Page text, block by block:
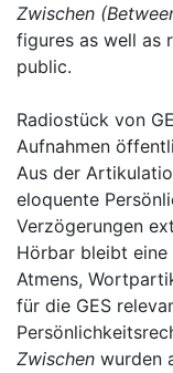
Zwischen
figures as well as
public.
Radiostück von
Aufnahmen
Aus der
eloquente
Verzögerungen
Hörbar bleibt eine
Atmens,
für die GES
Zwischen wurden